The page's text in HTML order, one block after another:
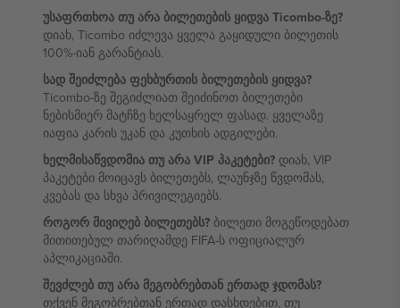
უსაფრთხოა თუ არა ბილეთების ყიდვა Ticombo-ზე?
დიახ, Ticombo იძლევა ყველა გაყიდული ბილეთის
100%-იან გარანტიას.
სად შეიძლება ფეხბურთის ბილეთების ყიდვა?
Ticombo-ზე შეგიძლიათ შეიძინოთ ბილეთები
ნებისმიერ მატჩზე ხელსაყრელ ფასად. ყველაზე
იაფია კარის უკან და კუთხის ადგილები.
ხელმისაწვდომია თუ არა VIP პაკეტები? დიახ, VIP
პაკეტები მოიცავს ბილეთებს, ლაუნჯზე წვდომას,
კვებას და სხვა პრივილეგიებს.
როგორ მივიღებ ბილეთებს? ბილეთი მოგეწოდებათ
მითითებულ თარიღამდე FIFA-ს ოფიციალურ
აპლიკაციაში.
შევძლებ თუ არა მეგობრებთან ერთად ჯდომას?
თქვენ მეგობრებთან ერთად დასხდებით, თუ